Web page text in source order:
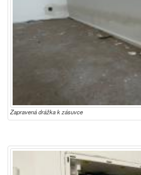
Zapravená drážka k zásuvce